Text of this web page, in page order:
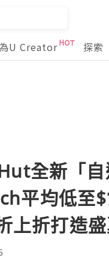
U Creator 探索
全新「
平均低至
上折打造